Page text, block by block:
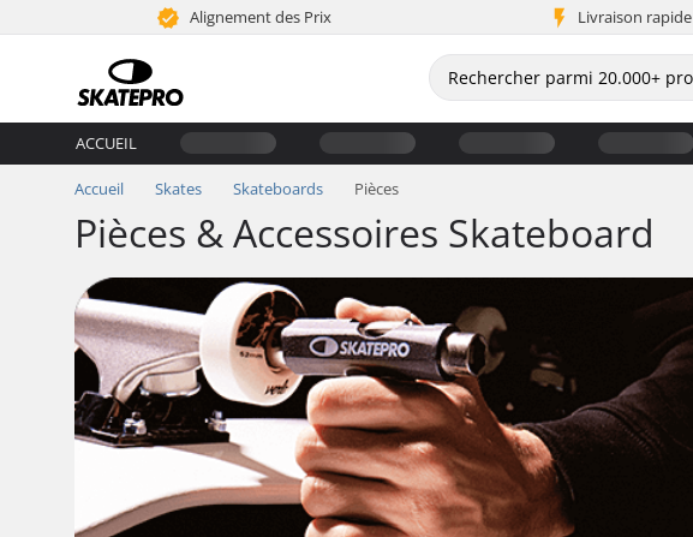
Alignement des Prix Livraison rapide
ACCUEIL
Accueil Skates Skateboards Pièces
Pièces & Accessoires Skateboard